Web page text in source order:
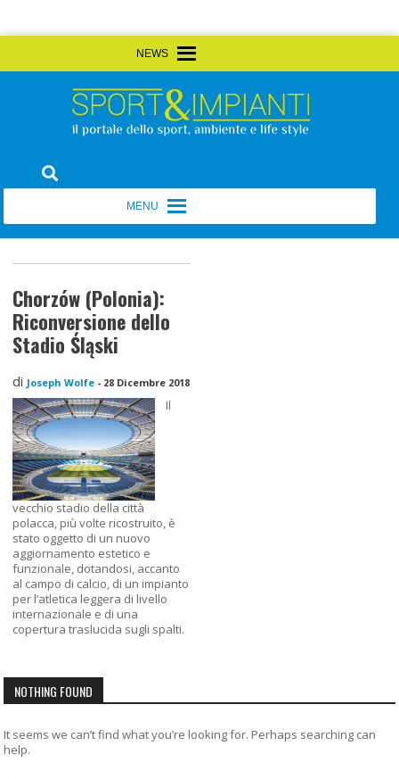
to
Sport&Impianti
Chorzów (Polonia):
Riconversione dello
Stadio Śląski
di Joseph Wolfe - 28 Dicembre 2018
Il
vecchio stadio della città
polacca, più volte ricostruito, è
stato oggetto di un nuovo
aggiornamento estetico e
funzionale, dotandosi, accanto
al campo di calcio, di un impianto
per l’atletica leggera di livello
internazionale e di una
copertura traslucida sugli spalti.
NOTHING FOUND
It seems we can’t find what you’re looking for. Perhaps searching can
help.